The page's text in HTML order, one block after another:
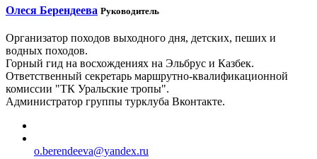
Олеся Берендеева Руководитель
Организатор походов выходного дня, детских, пеших и
водных походов.
Горный гид на восхождениях на Эльбрус и Казбек.
Ответственный секретарь маршрутно-квалификационной
комиссии "ТК Уральские тропы".
Администратор группы турклуба Вконтакте.
o.berendeeva@yandex.ru